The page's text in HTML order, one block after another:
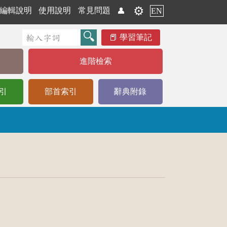
編輯說明 使用說明 常見問題 👤 ⚙️ EN
學習筆記
進階檢索
部首索引 辭典附錄